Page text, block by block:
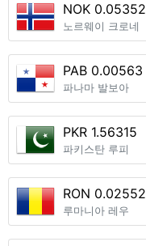
NOK 0.05352
노르웨이 크로네
PAB 0.00563
파나마 발보아
PKR 1.56315
파키스탄 루피
RON 0.02552
루마니아 레우